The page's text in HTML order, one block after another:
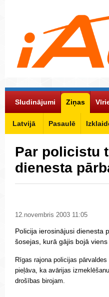
Sludinājumi Ziņas
Latvijā Pasaulē
Par policistu
dienesta
12.novembris 2003 11:05
Policija ierosinājusi dienesta
šosejas, kurā gājis bojā
Rīgas rajona policijas
pieļāva, ka avārijas
drošības birojam.